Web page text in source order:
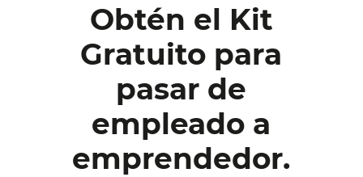
Obtén el Kit
Gratuito para
pasar de
empleado a
emprendedor.